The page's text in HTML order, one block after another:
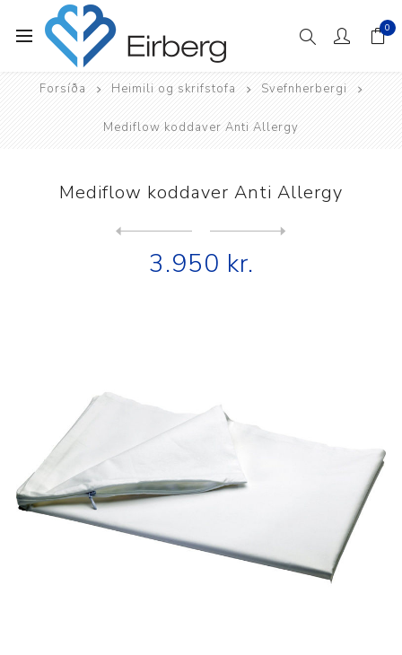
0
Forsíða Heimili og skrifstofa Svefnherbergi
Mediflow koddaver Anti Allergy
Mediflow koddaver Anti Allergy
3.950 kr.